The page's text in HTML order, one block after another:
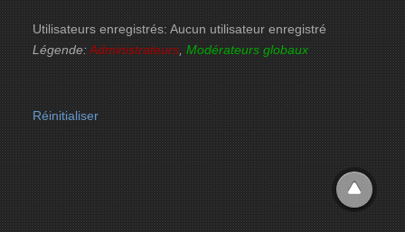
Utilisateurs enregistrés: Aucun utilisateur enregistré
Légende:Administrateurs ,Modérateurs globaux
Réinitialiser